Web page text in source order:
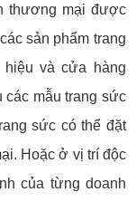
thương mại được
sản phẩm trang
và cửa hàng
các mẫu trang sức
sức có thể đặt
Hoặc ở vị trí độc
của từng doanh